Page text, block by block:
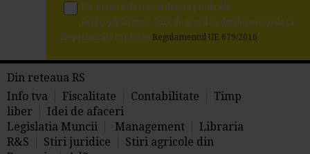
Da, vreau informatii despre produsele
Rentrop&Straton. Sunt de acord ca datele personale sa
fie prelucrate conform Regulamentul UE 679/2016
Din reteaua RS
Info tva
Fiscalitate Contabilitate
Timp
liber
Idei de afaceri
Legislatia Muncii
Management
Libraria
R&S
Stiri juridice
Stiri agricole din